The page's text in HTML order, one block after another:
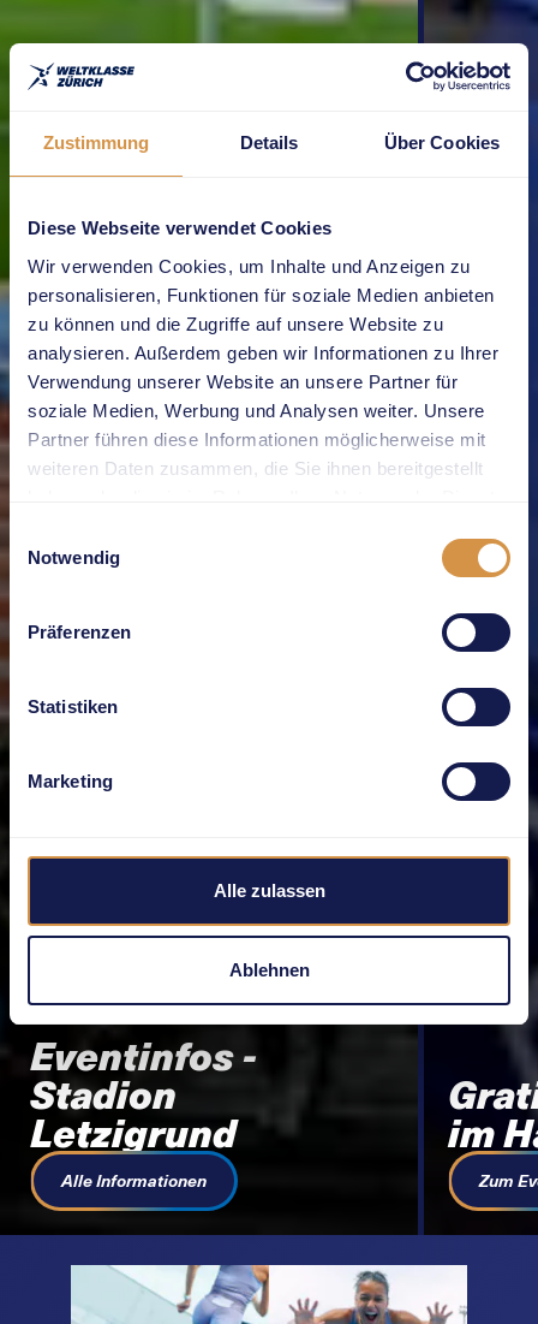
Zustimmung Details Über Cookies
Diese Webseite verwendet Cookies
Wir verwenden Cookies, um Inhalte und Anzeigen zu
personalisieren, Funktionen für soziale Medien anbieten
zu können und die Zugriffe auf unsere Website zu
analysieren. Außerdem geben wir Informationen zu Ihrer
Verwendung unserer Website an unsere Partner für
soziale Medien, Werbung und Analysen weiter. Unsere
Partner führen diese Informationen möglicherweise mit
weiteren Daten zusammen, die Sie ihnen bereitgestellt
Notwendig
Präferenzen
Statistiken
Marketing
Alle zulassen
Ablehnen
Eventinfos -
Stadion
Letzigrund
Alle Informationen
im
Zum